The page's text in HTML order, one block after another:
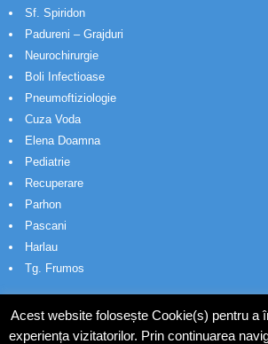
Sf. Spiridon
Padureni – Grajduri
Neurochirurgie
Boli Infectioase
Pneumoftiziologie
Cuza Voda
Elena Doamna
Pediatrie
Recuperare
Parhon
Pascani
Harlau
Tg. Frumos
Acest website folosește Cookie(s) pentru a
experiența vizitatorilor. Prin continuarea